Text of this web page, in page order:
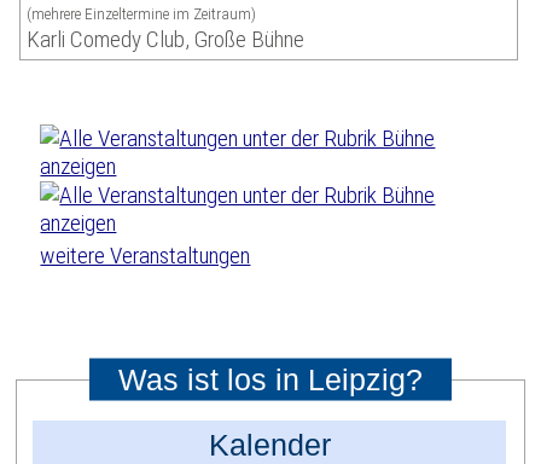
(mehrere Einzeltermine im Zeitraum)
Karli Comedy Club, Große Bühne
weitere Veranstaltungen
Was ist los in Leipzig?
Kalender